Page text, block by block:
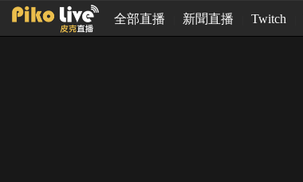
全部直播 新聞直播 Twitch